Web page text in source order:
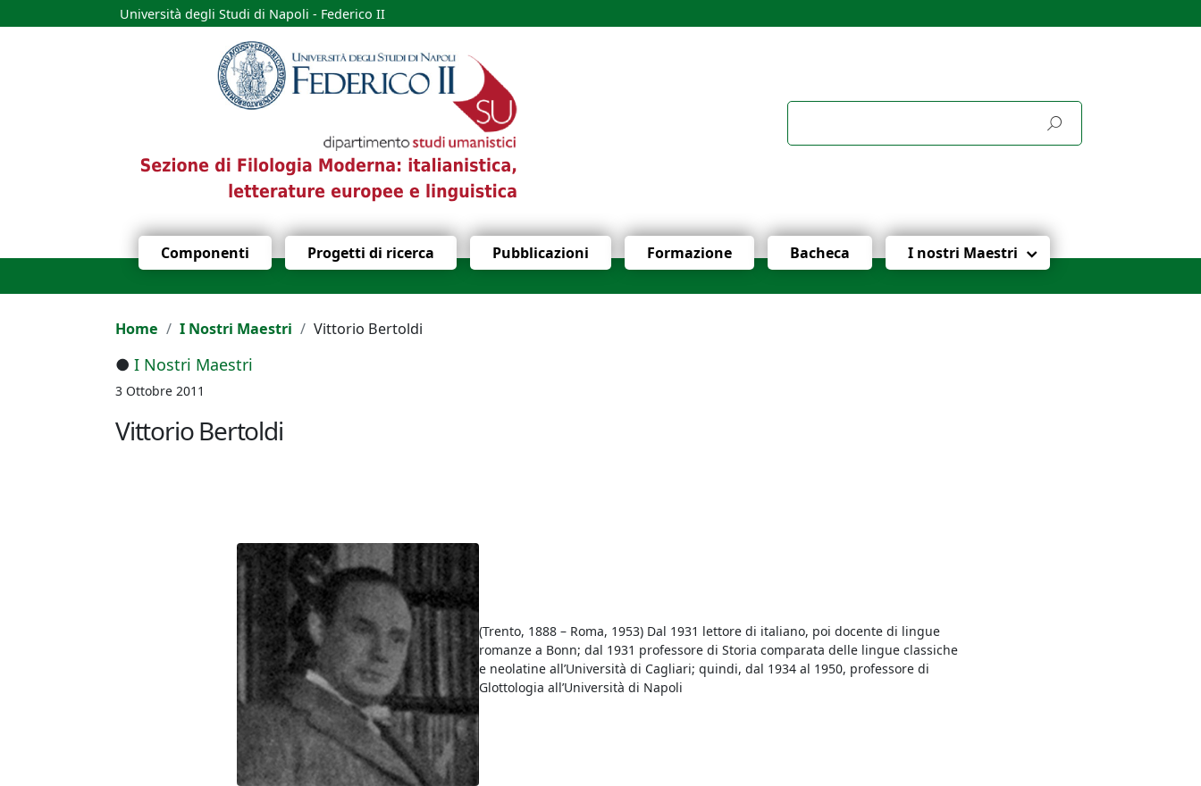
Università degli Studi di Napoli - Federico II
Componenti Progetti di ricerca Pubblicazioni Formazione Bacheca I nostri Maestri
Home I Nostri Maestri Vittorio Bertoldi
● I Nostri Maestri
3 Ottobre 2011
Vittorio Bertoldi
(Trento, 1888 – Roma, 1953) Dal 1931 lettore di italiano, poi docente di lingue
romanze a Bonn; dal 1931 professore di Storia comparata delle lingue classiche
e neolatine all’Università di Cagliari; quindi, dal 1934 al 1950, professore di
Glottologia all’Università di Napoli